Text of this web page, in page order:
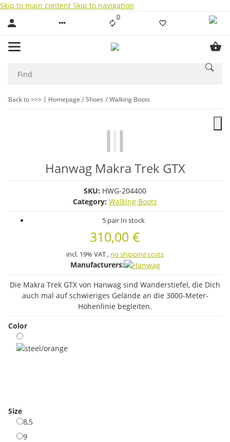
Skip to main content Skip to navigation
0Liste ist leer
Back to >>> Homepage Shoes Walking Boots
Hanwag Makra Trek GTX
SKU: HWG-204400
Category: Walking Boots
5 pair In stock
310,00 €
incl. 19% VAT , no shipping costs
Manufacturers:
Die Makra Trek GTX von Hanwag sind Wanderstiefel, die Dich
auch mal auf schwieriges Gelände an die 3000-Meter-
Höhenlinie begleiten.
Color
Size
8,58,5
99